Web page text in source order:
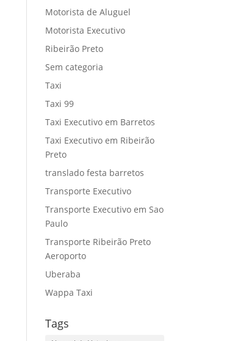
Motorista de Aluguel
Motorista Executivo
Ribeirão Preto
Sem categoria
Taxi
Taxi 99
Taxi Executivo em Barretos
Taxi Executivo em Ribeirão
Preto
translado festa barretos
Transporte Executivo
Transporte Executivo em Sao
Paulo
Transporte Ribeirão Preto
Aeroporto
Uberaba
Wappa Taxi
Tags